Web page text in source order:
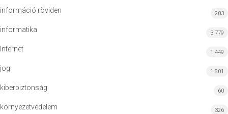
információ röviden 203
informatika 3 779
Internet 1 449
jog 1 801
kiberbiztonság 60
környezetvédelem 326